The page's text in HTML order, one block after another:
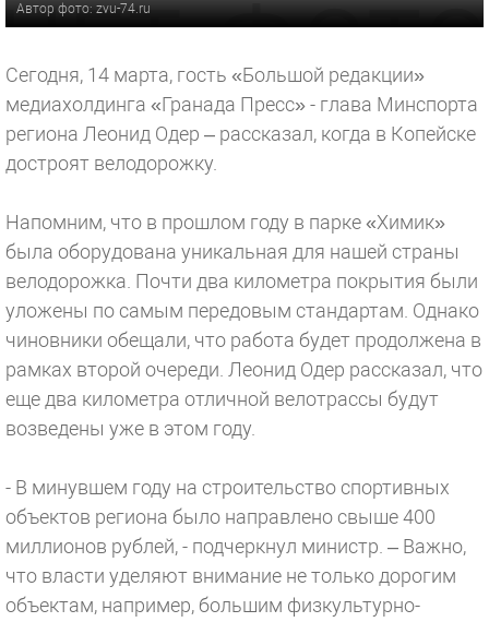
Автор фото: zvu-74.ru
Сегодня, 14 марта, гость «Большой редакции»
медиахолдинга «Гранада Пресс» - глава Минспорта
региона Леонид Одер – рассказал, когда в Копейске
достроят велодорожку.
Напомним, что в прошлом году в парке «Химик»
была оборудована уникальная для нашей страны
велодорожка. Почти два километра покрытия были
уложены по самым передовым стандартам. Однако
чиновники обещали, что работа будет продолжена в
рамках второй очереди. Леонид Одер рассказал, что
еще два километра отличной велотрассы будут
возведены уже в этом году.
- В минувшем году на строительство спортивных
объектов региона было направлено свыше 400
миллионов рублей, - подчеркнул министр. – Важно,
что власти уделяют внимание не только дорогим
объектам, например, большим физкультурно-